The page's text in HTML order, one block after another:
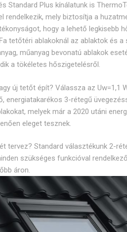
Standard Plus kínálatunk is
rendelkezik, mely biztosítja a
hogy a lehető legkisebb
tetőtéri ablakoknál az ablaktok és
műanyag bevonatú ablakok
a tökéletes hőszigetelésről.
új tetőt épít? Válassza az Uw=1,1
energiatakarékos 3-rétegű
melyek már a 2020 utáni
eleget tesznek.
tervez? Standard választékunk 2-
szükséges funkcióval
áron.